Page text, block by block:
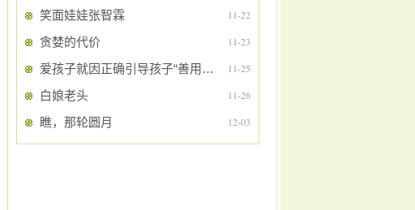
笑面娃娃张智霖 11-22
贪婪的代价 11-23
爱孩子就因正确引导孩子“善用网络 11-25
白娘老头 11-26
瞧，那轮圆月 12-03